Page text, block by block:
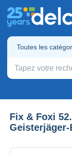
Toutes les
Fix & Foxi